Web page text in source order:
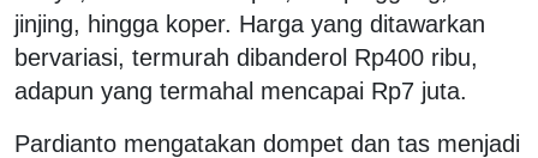
jinjing, hingga koper. Harga yang ditawarkan
bervariasi, termurah dibanderol Rp400 ribu,
adapun yang termahal mencapai Rp7 juta.
Pardianto mengatakan dompet dan tas menjadi